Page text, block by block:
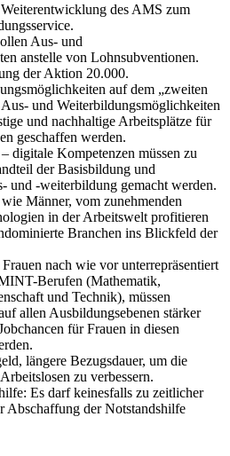
des AMS zum
Aus- und
anstelle von Lohnsubventionen.
der Aktion 20.000.
auf dem „zweiten
und Weiterbildungsmöglichkeiten
und nachhaltige Arbeitsplätze für
geschaffen werden.
digitale Kompetenzen müssen zu
der Basisbildung und
und -weiterbildung gemacht werden.
Männer, vom zunehmenden
in der Arbeitswelt profitieren
Branchen ins Blickfeld der
nach wie vor unterrepräsentiert
Berufen (Mathematik,
und Technik), müssen
allen Ausbildungsebenen stärker
für Frauen in diesen
längere Bezugsdauer, um die
zu verbessern.
Es darf keinesfalls zu zeitlicher
Abschaffung der Notstandshilfe